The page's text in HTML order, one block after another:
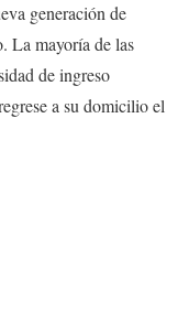
generación de
La mayoría de las
de ingreso
a su domicilio el